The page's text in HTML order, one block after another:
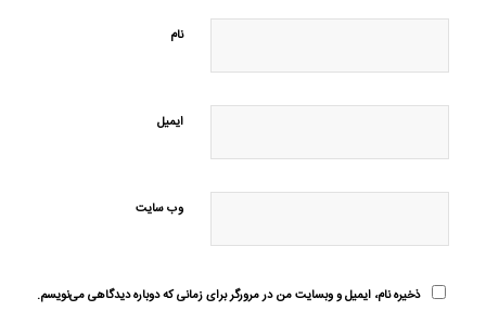
نام
ایمیل
وب‌ سایت
ذخیره نام، ایمیل و وبسایت من در مرورگر برای زمانی که دوباره دیدگاهی می‌نویسم.